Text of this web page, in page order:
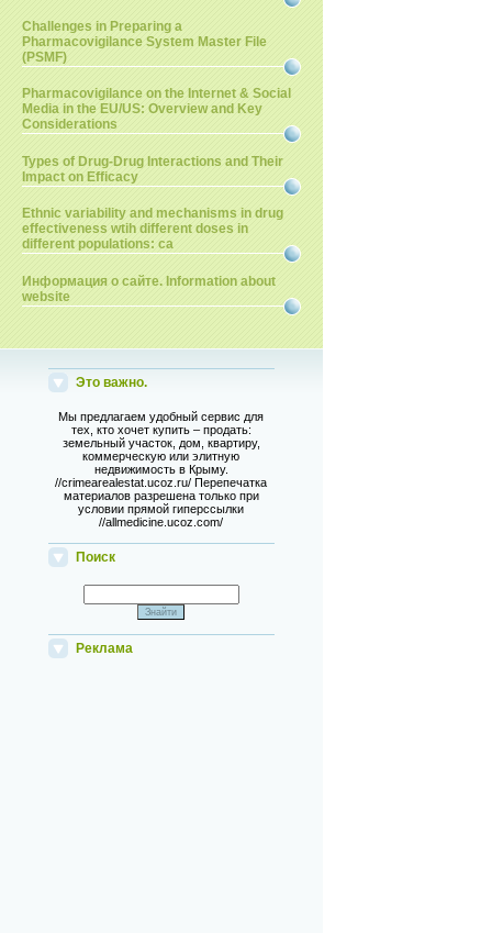
Challenges in Preparing a
Pharmacovigilance System Master File
(PSMF)
Pharmacovigilance on the Internet & Social
Media in the EU/US: Overview and Key
Considerations
Types of Drug-Drug Interactions and Their
Impact on Efficacy
Ethnic variability and mechanisms in drug
effectiveness wtih different doses in
different populations: ca
Информация о сайте. Information about
website
Это важно.
Мы предлагаем удобный сервис для
тех, кто хочет купить – продать:
земельный участок, дом, квартиру,
коммерческую или элитную
недвижимость в Крыму.
//crimearealestat.ucoz.ru/ Перепечатка
материалов разрешена только при
условии прямой гиперссылки
//allmedicine.ucoz.com/
Поиск
Реклама